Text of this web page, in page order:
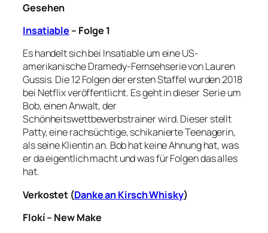
Gesehen
Insatiable – Folge 1
Es handelt sich bei Insatiable um eine US-
amerikanische Dramedy-Fernsehserie von Lauren
Gussis. Die 12 Folgen der ersten Staffel wurden 2018
bei Netflix veröffentlicht. Es geht in dieser Serie um
Bob, einen Anwalt, der
Schönheitswettbewerbstrainer wird. Dieser stellt
Patty, eine rachsüchtige, schikanierte Teenagerin,
als seine Klientin an. Bob hat keine Ahnung hat, was
er da eigentlich macht und was für Folgen das alles
hat.
Verkostet (Danke an Kirsch Whisky)
Flokí – New Make